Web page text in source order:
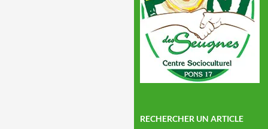
RECHERCHER UN ARTICLE